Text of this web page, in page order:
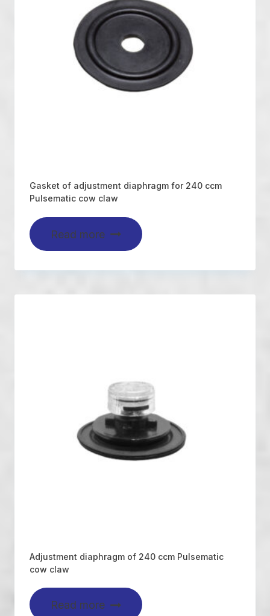
Gasket of adjustment diaphragm for 240 ccm
Pulsematic cow claw
Read more
Adjustment diaphragm of 240 ccm Pulsematic
cow claw
Read more